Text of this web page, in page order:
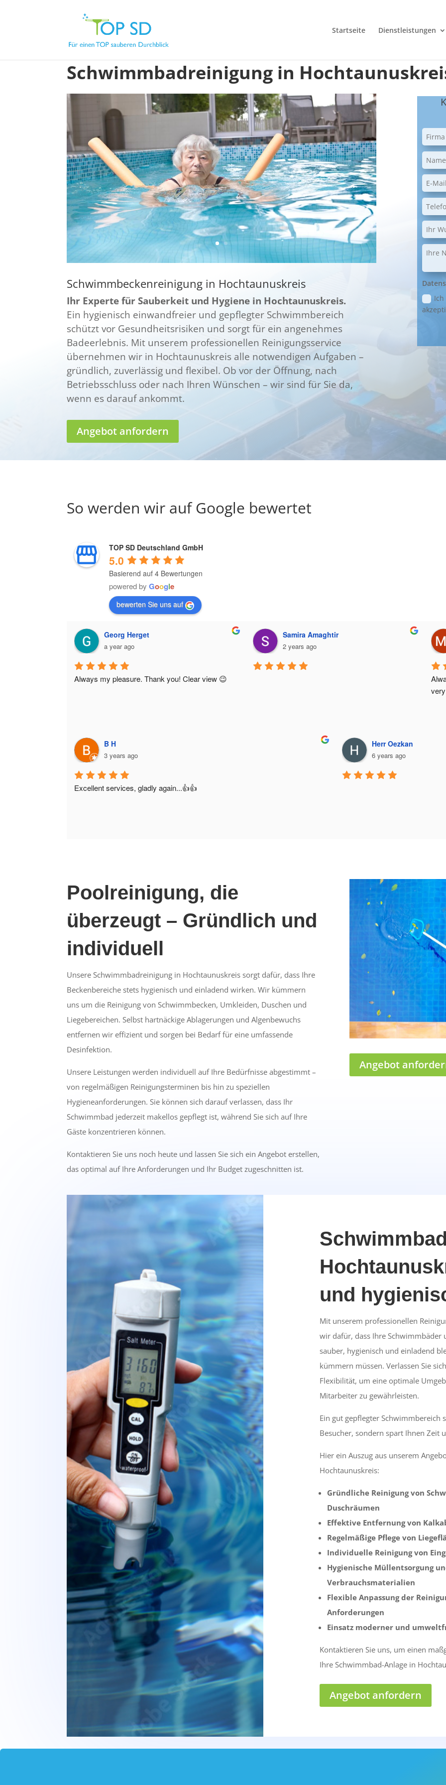
Startseite Dienstleistungen
Schwimmbadreinigung in
Schwimmbeckenreinigung in Hochtaunuskreis
Ihr Experte für Sauberkeit und Hygiene in Hochtaunuskreis.
Ein hygienisch einwandfreier und gepflegter Schwimmbereich
schützt vor Gesundheitsrisiken und sorgt für ein angenehmes
Badeerlebnis. Mit unserem professionellen Reinigungsservice
übernehmen wir in Hochtaunuskreis alle notwendigen Aufgaben –
gründlich, zuverlässig und flexibel. Ob vor der Öffnung, nach
Betriebsschluss oder nach Ihren Wünschen – wir sind für Sie da,
wenn es darauf ankommt.
Angebot anfordern
So werden wir auf Google bewertet
TOP SD Deutschland GmbH
5.0
Basierend auf 4 Bewertungen
powered byGoogle
bewerten Sie uns auf
Georg Herget
a year ago
Always my pleasure. Thank you! Clear view 😉
Samira Amaghtir
2 years ago
B H
3 years ago
Excellent services, gladly again...👍👍
Herr Oezkan
6 years ago
Poolreinigung, die
überzeugt – Gründlich und
individuell
Unsere Schwimmbadreinigung in Hochtaunuskreis sorgt dafür, dass Ihre
Beckenbereiche stets hygienisch und einladend wirken. Wir kümmern
uns um die Reinigung von Schwimmbecken, Umkleiden, Duschen und
Liegebereichen. Selbst hartnäckige Ablagerungen und Algenbewuchs
entfernen wir effizient und sorgen bei Bedarf für eine umfassende
Desinfektion.
Unsere Leistungen werden individuell auf Ihre Bedürfnisse abgestimmt –
von regelmäßigen Reinigungsterminen bis hin zu speziellen
Hygieneanforderungen. Sie können sich darauf verlassen, dass Ihr
Schwimmbad jederzeit makellos gepflegt ist, während Sie sich auf Ihre
Gäste konzentrieren können.
Kontaktieren Sie uns noch heute und lassen Sie sich ein Angebot erstellen,
das optimal auf Ihre Anforderungen und Ihr Budget zugeschnitten ist.
Angebot
und
Mit unserem professionellen
wir dafür, dass Ihre Schwimmbäder
sauber, hygienisch und einladend
kümmern müssen. Verlassen Sie
Flexibilität, um eine optimale
Mitarbeiter zu gewährleisten.
Ein gut gepflegter Schwimmbereich
Besucher, sondern spart Ihnen Zeit
Hier ein Auszug aus unserem
Hochtaunuskreis:
Gründliche Reinigung von
Duschräumen
Effektive Entfernung von
Regelmäßige Pflege von
Individuelle Reinigung von
Hygienische Müllentsorgung
Verbrauchsmaterialien
Flexible Anpassung der
Anforderungen
Einsatz moderner und
Kontaktieren Sie uns, um einen
Ihre Schwimmbad-Anlage in
Angebot anfordern